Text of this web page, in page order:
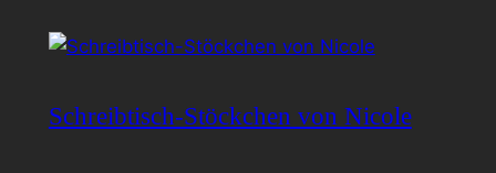
Schreibtisch-Stöckchen von Nicole